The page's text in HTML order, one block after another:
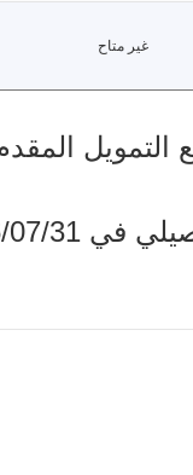
غير متاح
المقدم من
2026/07/31